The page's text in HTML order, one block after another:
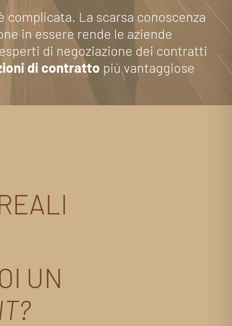
La scarsa conoscenza
in essere rende le aziende
di negoziazione dei contratti
di contratto più vantaggiose
UN